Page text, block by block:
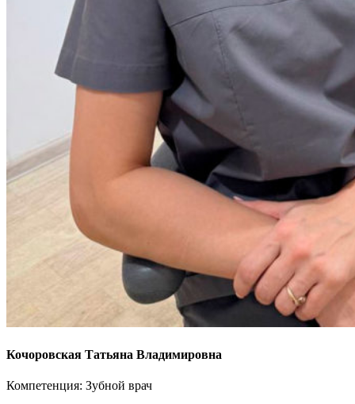
Кочоровская Татьяна Владимировна
Компетенция: Зубной врач